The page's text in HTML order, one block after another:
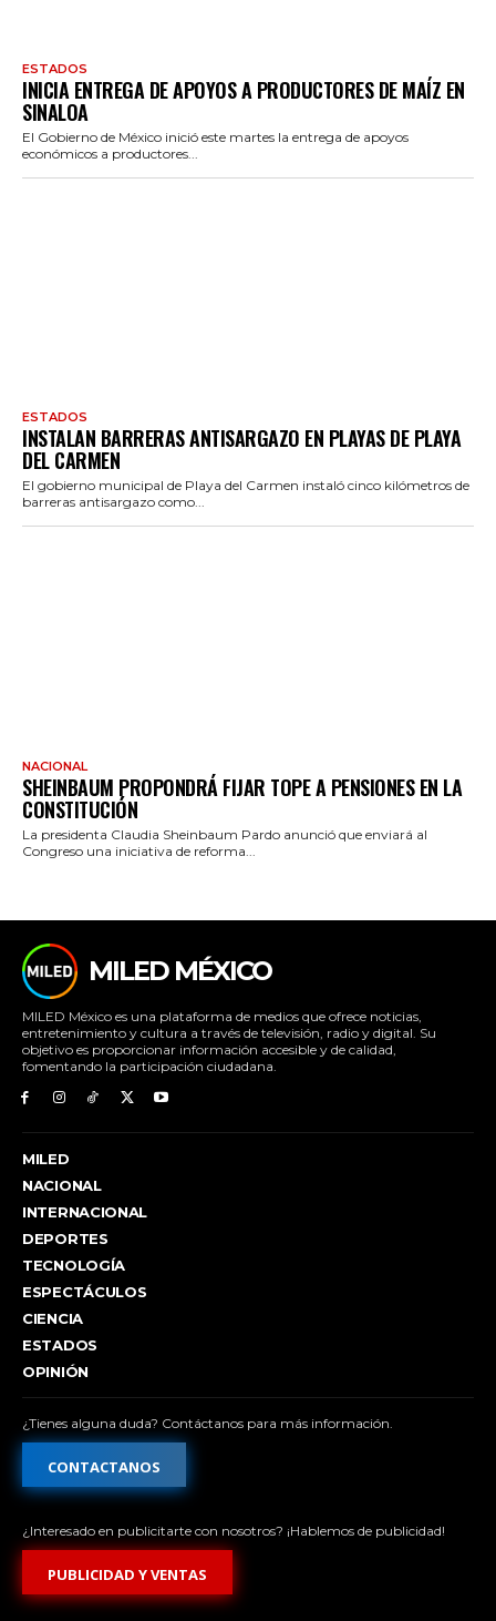
ESTADOS
INICIA ENTREGA DE APOYOS A PRODUCTORES DE MAÍZ EN
SINALOA
El Gobierno de México inició este martes la entrega de apoyos
económicos a productores...
ESTADOS
INSTALAN BARRERAS ANTISARGAZO EN PLAYAS DE PLAYA
DEL CARMEN
El gobierno municipal de Playa del Carmen instaló cinco kilómetros de
barreras antisargazo como...
NACIONAL
SHEINBAUM PROPONDRÁ FIJAR TOPE A PENSIONES EN LA
CONSTITUCIÓN
La presidenta Claudia Sheinbaum Pardo anunció que enviará al
Congreso una iniciativa de reforma...
MILED MÉXICO
MILED México es una plataforma de medios que ofrece noticias,
entretenimiento y cultura a través de televisión, radio y digital. Su
objetivo es proporcionar información accesible y de calidad,
fomentando la participación ciudadana.
MILED
NACIONAL
INTERNACIONAL
DEPORTES
TECNOLOGÍA
ESPECTÁCULOS
CIENCIA
ESTADOS
OPINIÓN
¿Tienes alguna duda? Contáctanos para más información.
CONTACTANOS
¿Interesado en publicitarte con nosotros? ¡Hablemos de publicidad!
PUBLICIDAD Y VENTAS